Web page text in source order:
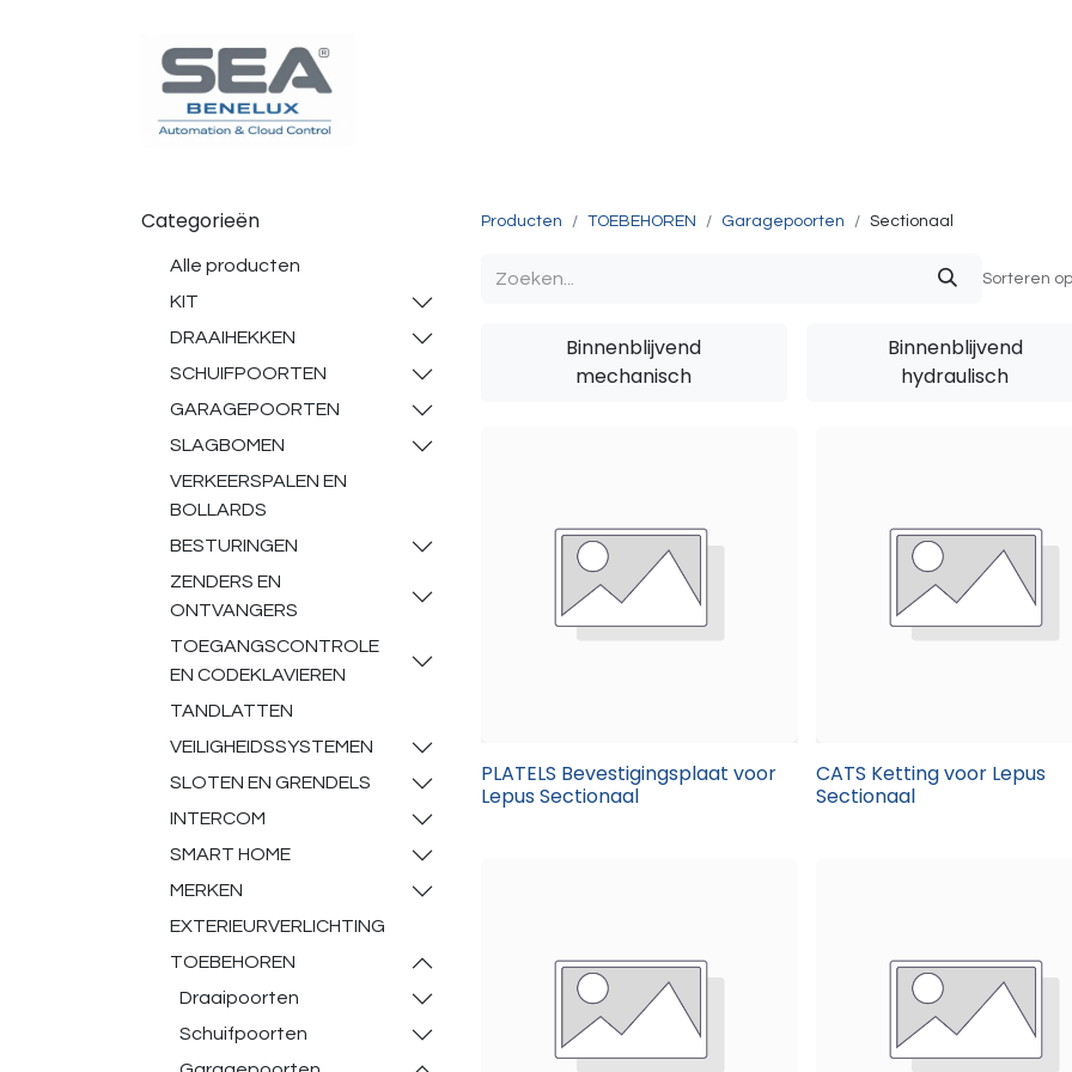
Poortautomatisatie Toegangscontrole
Categorieën
Alle producten
KIT
DRAAIHEKKEN
SCHUIFPOORTEN
GARAGEPOORTEN
SLAGBOMEN
VERKEERSPALEN EN
BOLLARDS
BESTURINGEN
ZENDERS EN
ONTVANGERS
TOEGANGSCONTROLE
EN CODEKLAVIEREN
TANDLATTEN
VEILIGHEIDSSYSTEMEN
SLOTEN EN GRENDELS
INTERCOM
SMART HOME
MERKEN
EXTERIEURVERLICHTING
TOEBEHOREN
Draaipoorten
Schuifpoorten
Producten TOEBEHOREN Garagepoorten Sectionaal
Sorteren
Binnenblijvend
mechanisch
Binnenblijvend
hydraulisch
PLATELS Bevestigingsplaat voor
Lepus Sectionaal
CATS Ketting voor Lepus
Sectionaal